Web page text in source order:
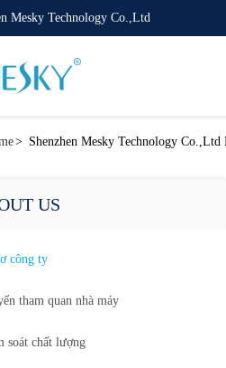
Mesky Technology Co.,Ltd
> Shenzhen Mesky Technology Co.,Ltd
US
công ty
tham quan nhà máy
soát chất lượng